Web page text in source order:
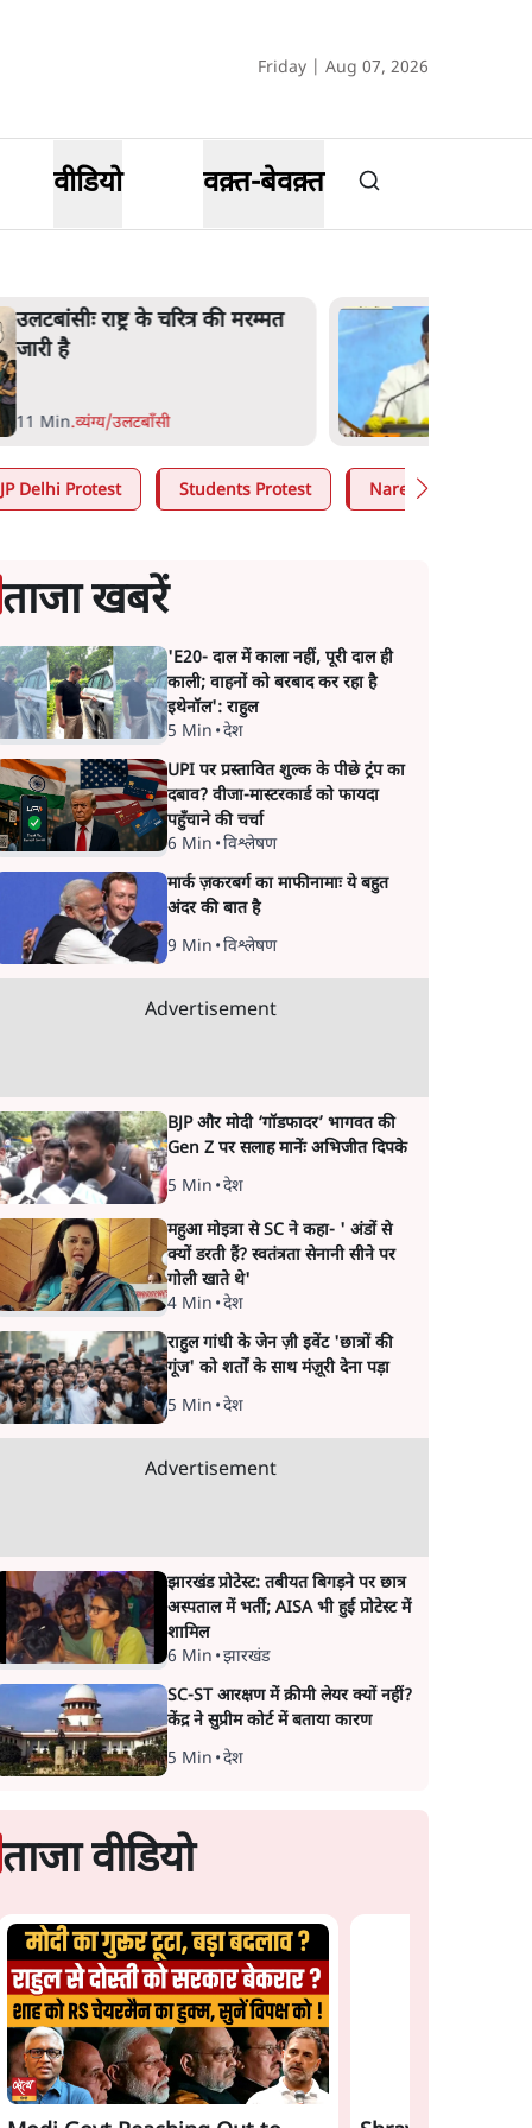
Friday | Aug 07, 2026
वीडियो वक़्त-बेवक़्त
उलटबांसीः राष्ट्र के चरित्र की मरम्मत
जारी है
11 Min.व्यंग्य/उलटबाँसी
Delhi Protest Students Protest Narendra Modi
ताजा खबरें
'E20- दाल में काला नहीं, पूरी दाल ही
काली; वाहनों को बरबाद कर रहा है
इथेनॉल': राहुल
5 Min •देश
UPI पर प्रस्तावित शुल्क के पीछे ट्रंप का
दबाव? वीजा-मास्टरकार्ड को फायदा
पहुँचाने की चर्चा
6 Min •विश्लेषण
मार्क ज़करबर्ग का माफीनामाः ये बहुत
अंदर की बात है
9 Min •विश्लेषण
Advertisement
BJP और मोदी ‘गॉडफादर’ भागवत की
Gen Z पर सलाह मानेंः अभिजीत दिपके
5 Min •देश
महुआ मोइत्रा से SC ने कहा- ' अंडों से
क्यों डरती हैं? स्वतंत्रता सेनानी सीने पर
गोली खाते थे'
4 Min •देश
राहुल गांधी के जेन ज़ी इवेंट 'छात्रों की
गूंज' को शर्तों के साथ मंज़ूरी देना पड़ा
5 Min •देश
Advertisement
झारखंड प्रोटेस्ट: तबीयत बिगड़ने पर छात्र
अस्पताल में भर्ती; AISA भी हुई प्रोटेस्ट में
शामिल
6 Min •झारखंड
SC-ST आरक्षण में क्रीमी लेयर क्यों नहीं?
केंद्र ने सुप्रीम कोर्ट में बताया कारण
5 Min •देश
ताजा वीडियो